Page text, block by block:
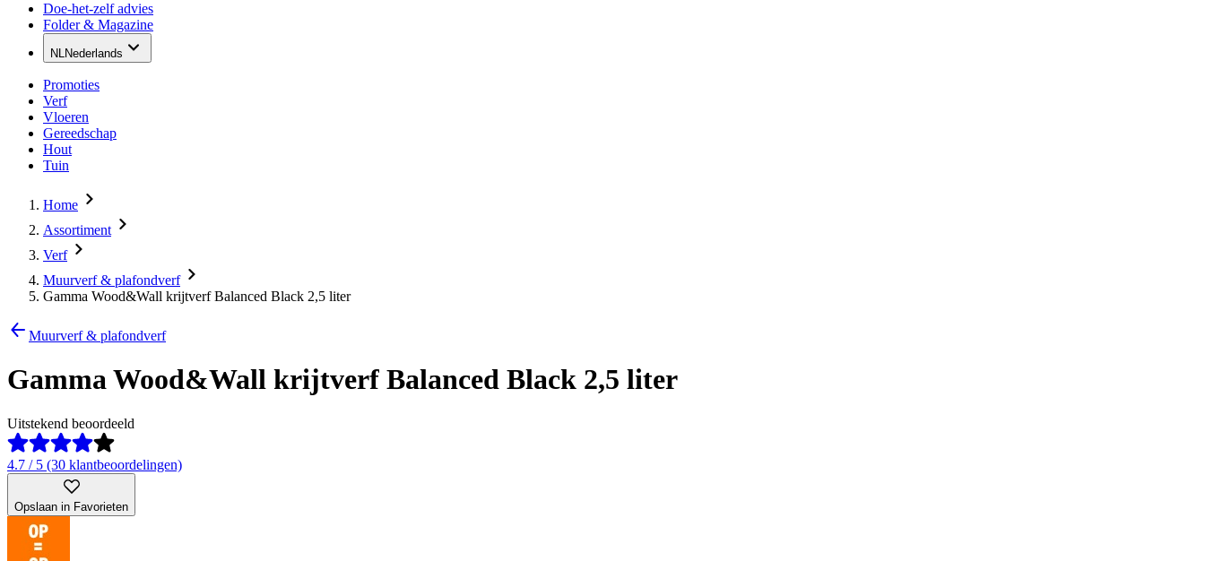
Doe-het-zelf advies
Folder & Magazine
NLNederlands
Promoties
Verf
Vloeren
Gereedschap
Hout
Tuin
Home
Assortiment
Verf
Muurverf & plafondverf
Gamma Wood&Wall krijtverf Balanced Black 2,5 liter
Muurverf & plafondverf
Gamma Wood&Wall krijtverf Balanced Black 2,5 liter
Uitstekend beoordeeld
4.7 / 5 (30 klantbeoordelingen)
Opslaan in Favorieten